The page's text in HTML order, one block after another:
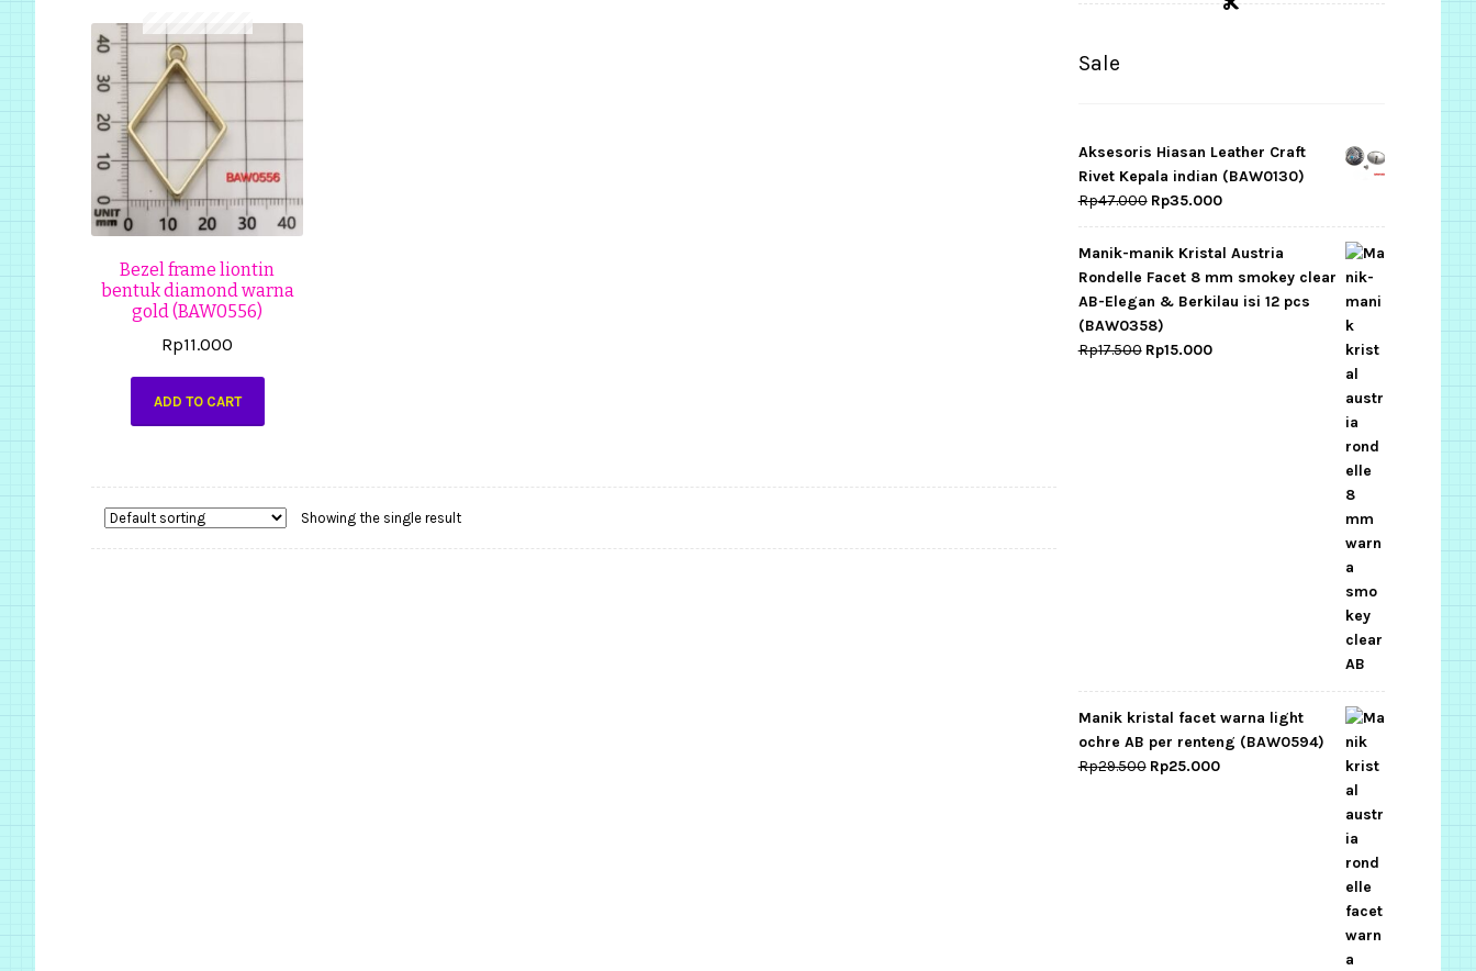
Bezel frame liontin
bentuk diamond warna
gold (BAW0556)
Rp11.000
ADD TO CART
Showing the single result
Sale
Aksesoris Hiasan Leather Craft
Rivet Kepala indian (BAW0130)
Rp47.000 Original
price
was:
Rp47.000.
Rp35.000Current
price
is:
Rp35.000.
Manik-manik Kristal Austria
Rondelle Facet 8 mm smokey clear
AB-Elegan & Berkilau isi 12 pcs
(BAW0358)
Rp17.500 Original
Rp15.000Current
Manik kristal facet warna light
ochre AB per renteng (BAW0594)
Rp29.500 Original
Rp25.000Current